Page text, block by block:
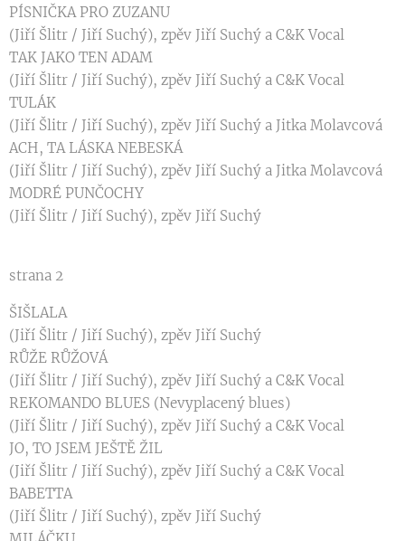
PÍSNIČKA PRO ZUZANU
(Jiří Šlitr / Jiří Suchý), zpěv Jiří Suchý a C&K Vocal
TAK JAKO TEN ADAM
(Jiří Šlitr / Jiří Suchý), zpěv Jiří Suchý a C&K Vocal
TULÁK
(Jiří Šlitr / Jiří Suchý), zpěv Jiří Suchý a Jitka Molavcová
ACH, TA LÁSKA NEBESKÁ
(Jiří Šlitr / Jiří Suchý), zpěv Jiří Suchý a Jitka Molavcová
MODRÉ PUNČOCHY
(Jiří Šlitr / Jiří Suchý), zpěv Jiří Suchý
strana 2
ŠIŠLALA
(Jiří Šlitr / Jiří Suchý), zpěv Jiří Suchý
RŮŽE RŮŽOVÁ
(Jiří Šlitr / Jiří Suchý), zpěv Jiří Suchý a C&K Vocal
REKOMANDO BLUES (Nevyplacený blues)
(Jiří Šlitr / Jiří Suchý), zpěv Jiří Suchý a C&K Vocal
JO, TO JSEM JEŠTĚ ŽIL
(Jiří Šlitr / Jiří Suchý), zpěv Jiří Suchý a C&K Vocal
BABETTA
(Jiří Šlitr / Jiří Suchý), zpěv Jiří Suchý